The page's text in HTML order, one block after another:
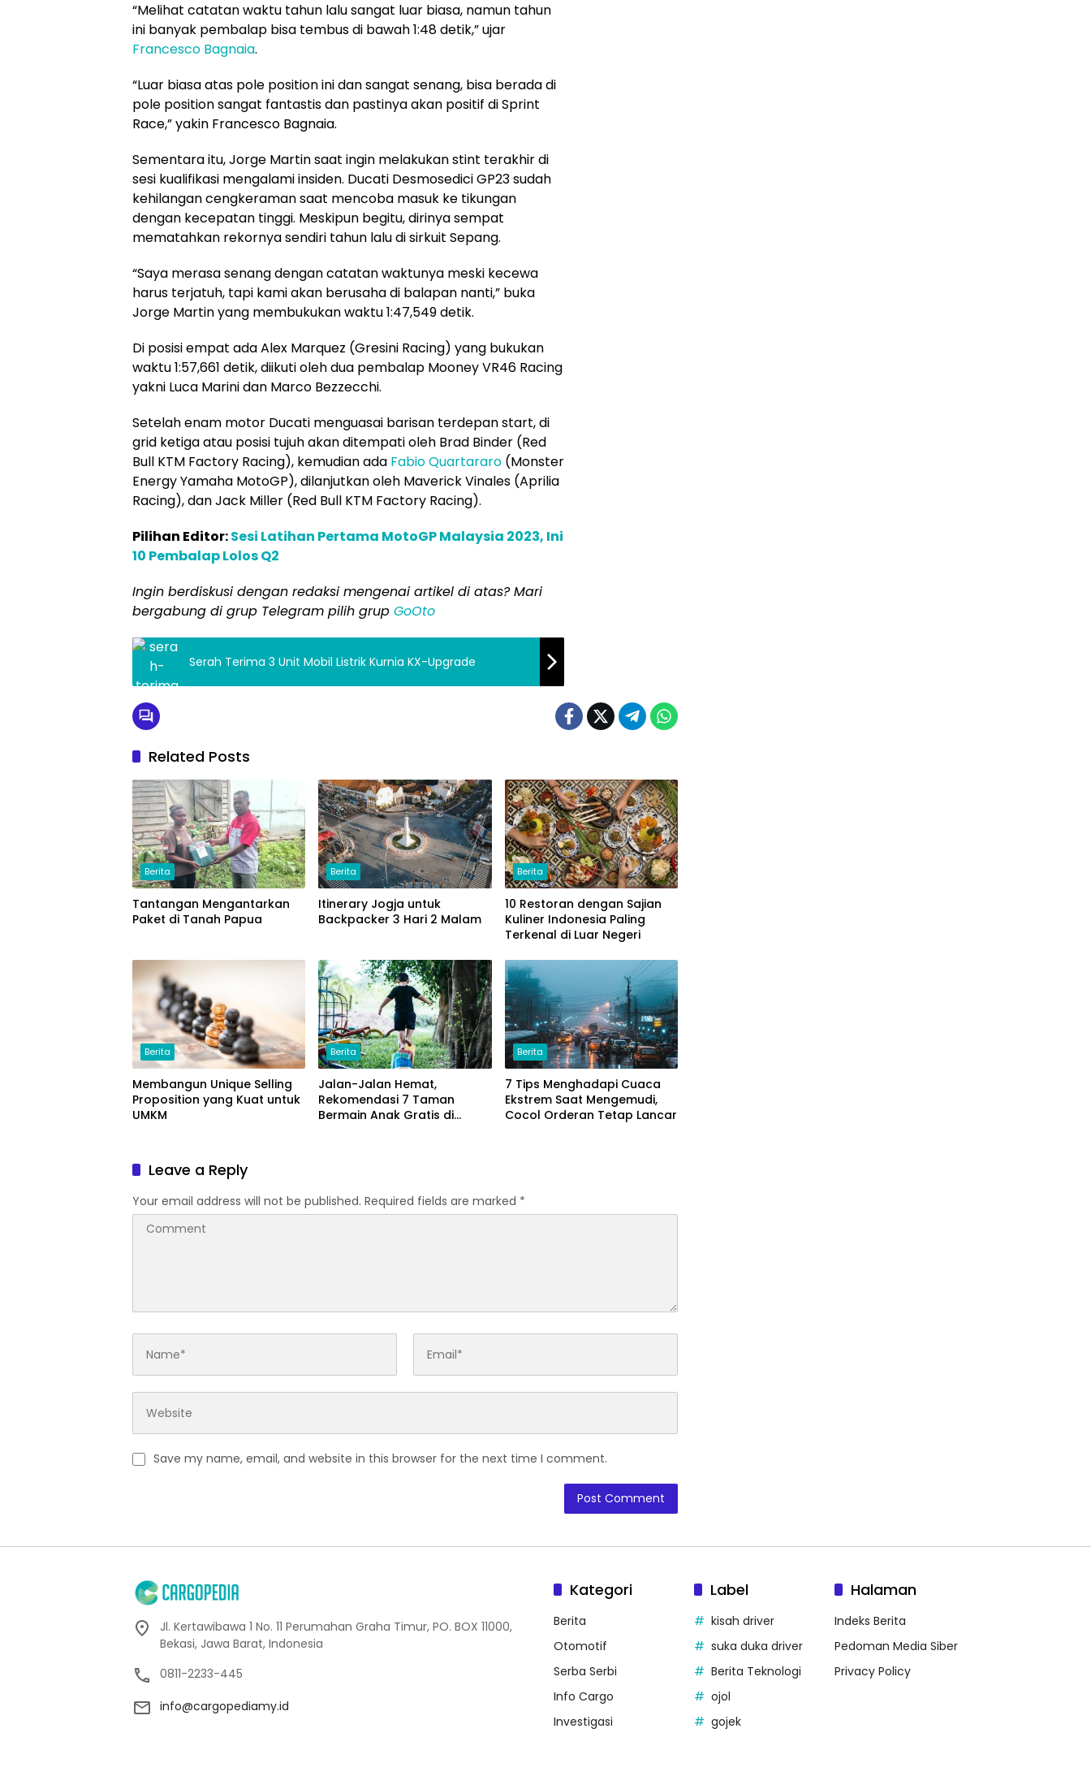
“Melihat catatan waktu tahun lalu sangat luar biasa, namun tahun
ini banyak pembalap bisa tembus di bawah 1:48 detik,” ujar
Francesco Bagnaia.
“Luar biasa atas pole position ini dan sangat senang, bisa berada di
pole position sangat fantastis dan pastinya akan positif di Sprint
Race,” yakin Francesco Bagnaia.
Sementara itu, Jorge Martin saat ingin melakukan stint terakhir di
sesi kualifikasi mengalami insiden. Ducati Desmosedici GP23 sudah
kehilangan cengkeraman saat mencoba masuk ke tikungan
dengan kecepatan tinggi. Meskipun begitu, dirinya sempat
mematahkan rekornya sendiri tahun lalu di sirkuit Sepang.
“Saya merasa senang dengan catatan waktunya meski kecewa
harus terjatuh, tapi kami akan berusaha di balapan nanti,” buka
Jorge Martin yang membukukan waktu 1:47,549 detik.
Di posisi empat ada Alex Marquez (Gresini Racing) yang bukukan
waktu 1:57,661 detik, diikuti oleh dua pembalap Mooney VR46 Racing
yakni Luca Marini dan Marco Bezzecchi.
Setelah enam motor Ducati menguasai barisan terdepan start, di
grid ketiga atau posisi tujuh akan ditempati oleh Brad Binder (Red
Bull KTM Factory Racing), kemudian ada Fabio Quartararo (Monster
Energy Yamaha MotoGP), dilanjutkan oleh Maverick Vinales (Aprilia
Racing), dan Jack Miller (Red Bull KTM Factory Racing).
Pilihan Editor:Sesi Latihan Pertama MotoGP Malaysia 2023, Ini
10 Pembalap Lolos Q2
Ingin berdiskusi dengan redaksi mengenai artikel di atas? Mari
bergabung di grup Telegram pilih grup GoOto
Serah Terima 3 Unit Mobil Listrik Kurnia KX-Upgrade
Related Posts
Berita
Tantangan Mengantarkan
Paket di Tanah Papua
Berita
Itinerary Jogja untuk
Backpacker 3 Hari 2 Malam
Berita
10 Restoran dengan Sajian
Kuliner Indonesia Paling
Terkenal di Luar Negeri
Berita
Membangun Unique Selling
Proposition yang Kuat untuk
UMKM
Berita
Jalan-Jalan Hemat,
Rekomendasi 7 Taman
Bermain Anak Gratis di
Berita
7 Tips Menghadapi Cuaca
Ekstrem Saat Mengemudi,
Cocol Orderan Tetap Lancar
Leave a Reply
Your email address will not be published. Required fields are marked *
Save my name, email, and website in this browser for the next time I comment.
Jl. Kertawibawa 1 No. 11 Perumahan Graha Timur, PO. BOX 11000,
Bekasi, Jawa Barat, Indonesia
0811-2233-445
info@cargopediamy.id
Kategori
Berita
Otomotif
Serba Serbi
Info Cargo
Investigasi
Label
kisah driver
suka duka driver
Berita Teknologi
ojol
gojek
Halaman
Indeks Berita
Pedoman Media Siber
Privacy Policy